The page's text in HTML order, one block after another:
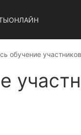
ОНЛАЙН
обучение